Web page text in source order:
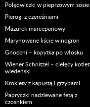
Polędwiczki w pieprzowym sosie
Pierogi z czereśniami
Mazurek marcepanowy
Marynowane liście winogron
Gnocchi – kopytka po włosku
Wiener Schnitzel – cielęcy kotlet
wiedeński
Krokiety z kapustą i grzybami
Papryczki nadziewane fetą z
czosnkiem